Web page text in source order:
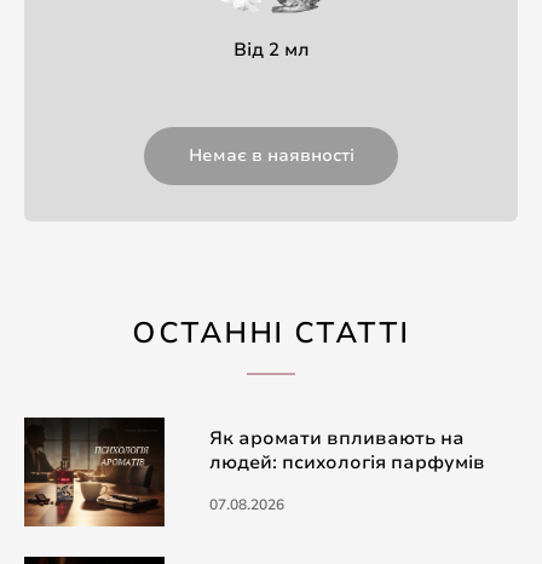
Від 2 мл
Немає в наявності
ОСТАННІ СТАТТІ
Як аромати впливають на
людей: психологія парфумів
07.08.2026